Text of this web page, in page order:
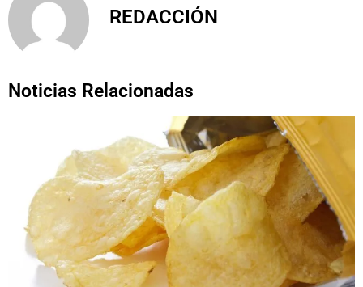
REDACCIÓN
Noticias Relacionadas